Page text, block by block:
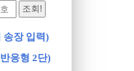
송장 입력)
응형 2단)